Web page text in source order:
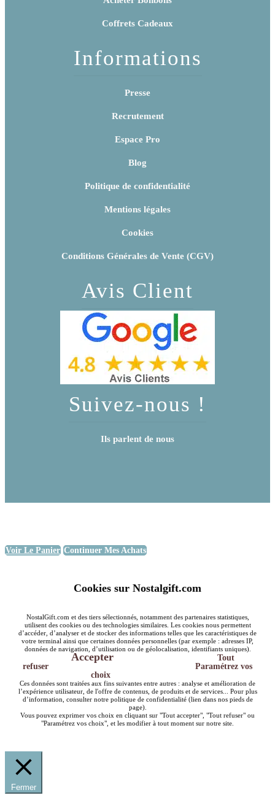
Coffrets Cadeaux
Informations
Presse
Recrutement
Espace Pro
Blog
Politique de confidentialité
Mentions légales
Cookies
Conditions Générales de Vente (CGV)
Avis Client
Suivez-nous !
Ils parlent de nous
Voir Le Panier Continuer Mes Achats
Cookies sur Nostalgift.com
NostalGift.com et des tiers sélectionnés, notamment des partenaires statistiques,
utilisent des cookies ou des technologies similaires. Les cookies nous permettent
d’accéder, d’analyser et de stocker des informations telles que les caractéristiques de
votre terminal ainsi que certaines données personnelles (par exemple : adresses IP,
données de navigation, d’utilisation ou de géolocalisation, identifiants uniques).
Accepter
Tout
refuser
Paramétrez vos
choix
Ces données sont traitées aux fins suivantes entre autres : analyse et amélioration de
l’expérience utilisateur, de l'offre de contenus, de produits et de services... Pour plus
d’information, consulter notre politique de confidentialité (lien dans nos pieds de
page).
Vous pouvez exprimer vos choix en cliquant sur "Tout accepter", "Tout refuser" ou
"Paramétrez vos choix", et les modifier à tout moment sur notre site.
Fermer